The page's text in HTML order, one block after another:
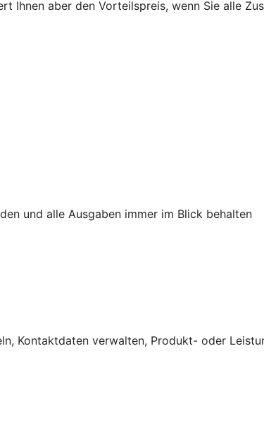
Ihnen aber den Vorteilspreis, wenn Sie alle
und alle Ausgaben immer im Blick behalten
Kontaktdaten verwalten, Produkt- oder